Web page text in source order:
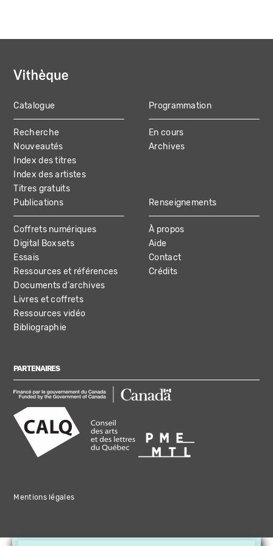
MAIN
NAVIGATION
Catalogue
Recherche
Nouveautés
Index des titres
Index des artistes
Titres gratuits
Programmation
En cours
Archives
Publications
Coffrets numériques
Digital Boxsets
Essais
Ressources et références
Documents d'archives
Livres et coffrets
Ressources vidéo
Bibliographie
Renseignements
À propos
Aide
Contact
Crédits
PARTENAIRES
Mentions légales